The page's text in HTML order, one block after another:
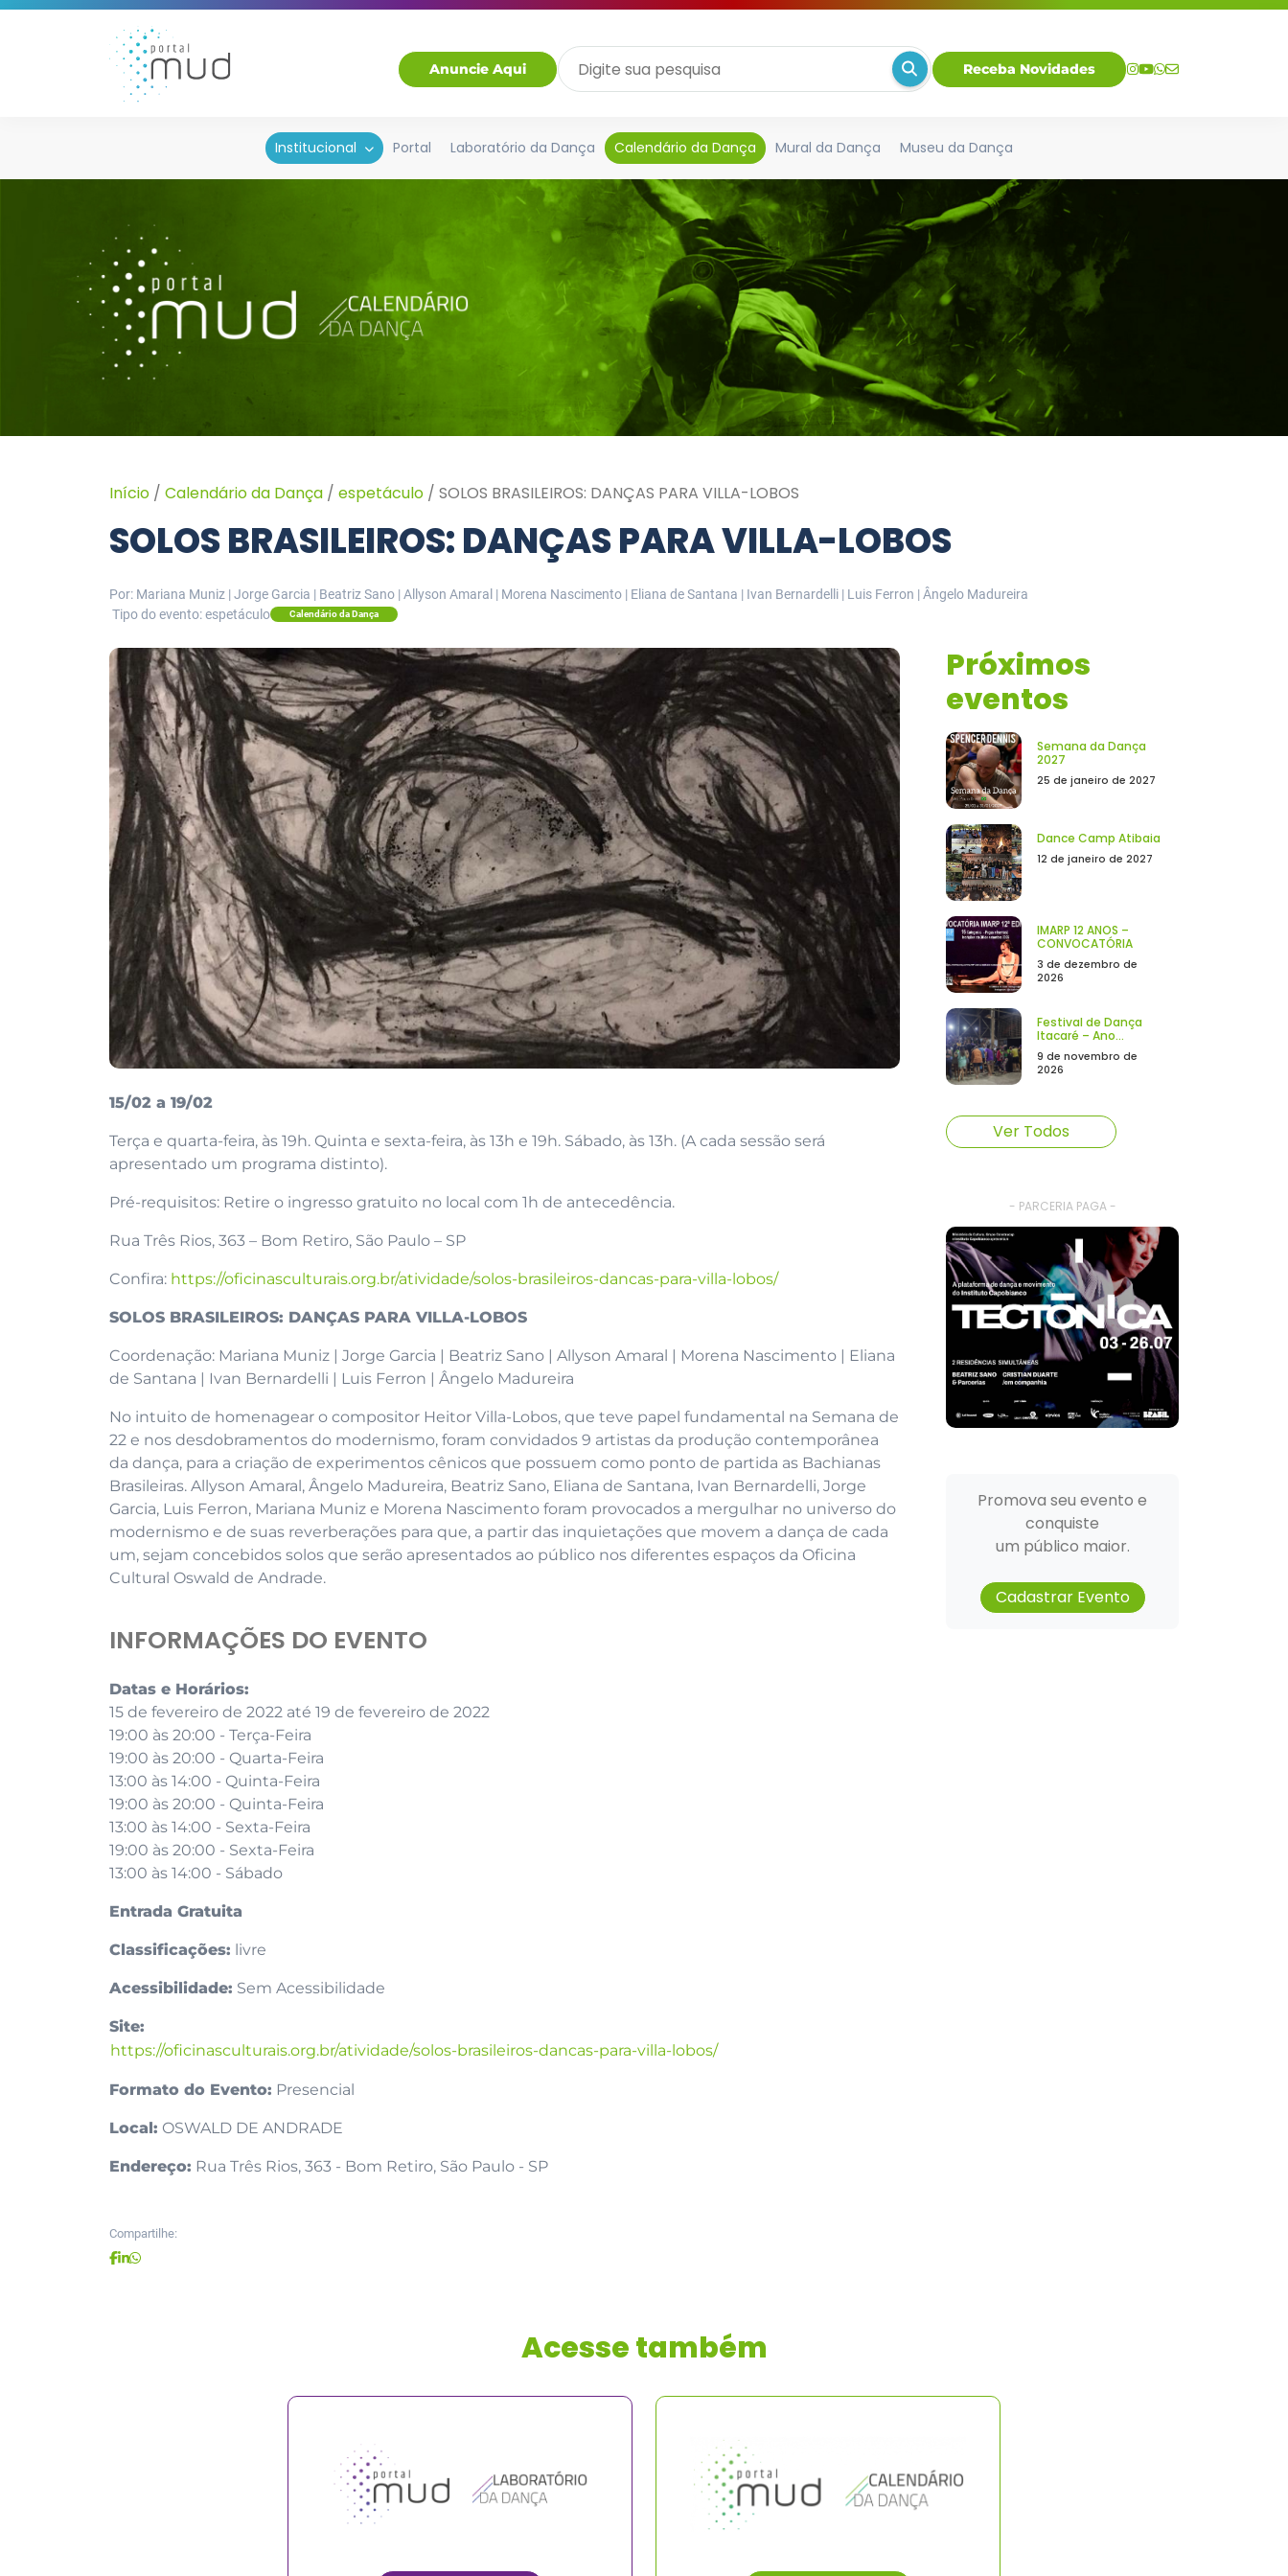
Anuncie Aqui Receba Novidades
Institucional Portal Laboratório da Dança Calendário da Dança Mural da Dança Museu da Dança
Início / Calendário da Dança / espetáculo / SOLOS BRASILEIROS: DANÇAS PARA VILLA-LOBOS
SOLOS BRASILEIROS: DANÇAS PARA VILLA-LOBOS
Por: Mariana Muniz | Jorge Garcia | Beatriz Sano | Allyson Amaral | Morena Nascimento | Eliana de Santana | Ivan Bernardelli | Luis Ferron | Ângelo Madureira
Tipo do evento: espetáculo
Calendário da Dança
15/02 a 19/02
Terça e quarta-feira, às 19h. Quinta e sexta-feira, às 13h e 19h. Sábado, às 13h. (A cada sessão será
apresentado um programa distinto).
Pré-requisitos: Retire o ingresso gratuito no local com 1h de antecedência.
Rua Três Rios, 363 – Bom Retiro, São Paulo – SP
Confira: https://oficinasculturais.org.br/atividade/solos-brasileiros-dancas-para-villa-lobos/
SOLOS BRASILEIROS: DANÇAS PARA VILLA-LOBOS
Coordenação: Mariana Muniz | Jorge Garcia | Beatriz Sano | Allyson Amaral | Morena Nascimento | Eliana
de Santana | Ivan Bernardelli | Luis Ferron | Ângelo Madureira
No intuito de homenagear o compositor Heitor Villa-Lobos, que teve papel fundamental na Semana de
22 e nos desdobramentos do modernismo, foram convidados 9 artistas da produção contemporânea
da dança, para a criação de experimentos cênicos que possuem como ponto de partida as Bachianas
Brasileiras. Allyson Amaral, Ângelo Madureira, Beatriz Sano, Eliana de Santana, Ivan Bernardelli, Jorge
Garcia, Luis Ferron, Mariana Muniz e Morena Nascimento foram provocados a mergulhar no universo do
modernismo e de suas reverberações para que, a partir das inquietações que movem a dança de cada
um, sejam concebidos solos que serão apresentados ao público nos diferentes espaços da Oficina
Cultural Oswald de Andrade.
INFORMAÇÕES DO EVENTO
Datas e Horários:
15 de fevereiro de 2022 até 19 de fevereiro de 2022
19:00 às 20:00 - Terça-Feira
19:00 às 20:00 - Quarta-Feira
13:00 às 14:00 - Quinta-Feira
19:00 às 20:00 - Quinta-Feira
13:00 às 14:00 - Sexta-Feira
19:00 às 20:00 - Sexta-Feira
13:00 às 14:00 - Sábado
Entrada Gratuita
Classificações: livre
Acessibilidade: Sem Acessibilidade
Site:
https://oficinasculturais.org.br/atividade/solos-brasileiros-dancas-para-villa-lobos/
Formato do Evento: Presencial
Local: OSWALD DE ANDRADE
Endereço: Rua Três Rios, 363 - Bom Retiro, São Paulo - SP
Compartilhe:
Próximos
eventos
Semana da Dança
2027
25 de janeiro de 2027
Dance Camp Atibaia
12 de janeiro de 2027
IMARP 12 ANOS –
CONVOCATÓRIA
3 de dezembro de
2026
Festival de Dança
Itacaré – Ano...
9 de novembro de
2026
Ver Todos
- PARCERIA PAGA -
Promova seu evento e
conquiste
um público maior.
Cadastrar Evento
Acesse também